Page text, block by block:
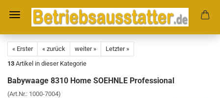
« Erster « zurück weiter »
Letzter »
13 Artikel in dieser Kategorie
Babywaage 8310 Home SOEHNLE Professional
(Art.Nr.: 1000-7004)